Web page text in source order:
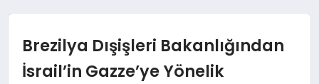
SPOR
Brezilya Dışişleri Bakanlığından
İsrail’in Gazze’ye Yönelik